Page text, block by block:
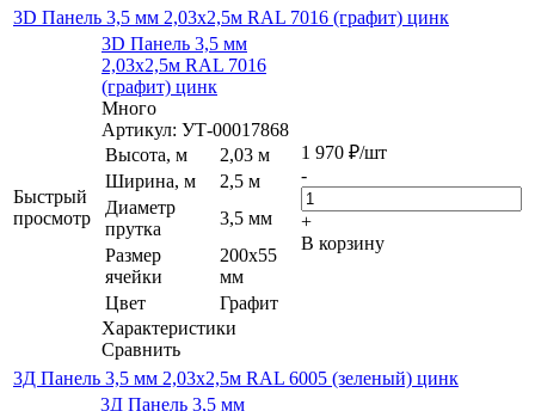
3D Панель 3,5 мм 2,03х2,5м RAL 7016 (графит) цинк
Быстрый
просмотр
3D Панель 3,5 мм
2,03х2,5м RAL 7016
(графит) цинк
Много
Артикул: УТ-00017868
Высота, м
2,03 м
Ширина, м
2,5 м
Диаметр
прутка
3,5 мм
Размер
ячейки
200х55
мм
Цвет
Графит
Характеристики
Сравнить
1 970 ₽/шт
-
+
В корзину
3Д Панель 3,5 мм 2,03х2,5м RAL 6005 (зеленый) цинк
3Д Панель 3,5 мм